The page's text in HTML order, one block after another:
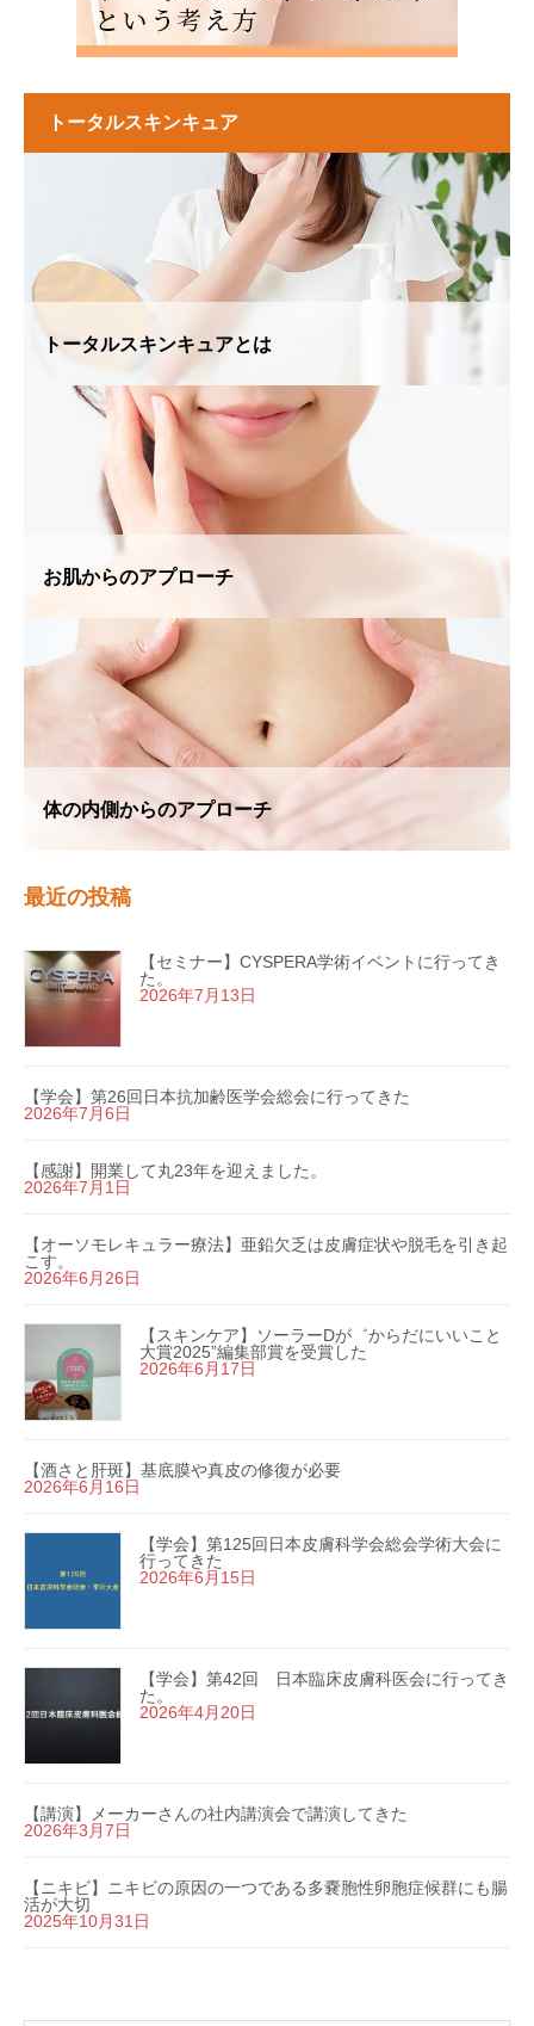
トータルスキンキュア
トータルスキンキュアとは
お肌からのアプローチ
体の内側からのアプローチ
最近の投稿
【セミナー】CYSPERA学術イベントに行ってき
た。
2026年7月13日
【学会】第26回日本抗加齢医学会総会に行ってきた
2026年7月6日
【感謝】開業して丸23年を迎えました。
2026年7月1日
【オーソモレキュラー療法】亜鉛欠乏は皮膚症状や脱毛を引き起
こす。
2026年6月26日
【スキンケア】ソーラーDが゛からだにいいこと
大賞2025”編集部賞を受賞した
2026年6月17日
【酒さと肝斑】基底膜や真皮の修復が必要
2026年6月16日
【学会】第125回日本皮膚科学会総会学術大会に
行ってきた
2026年6月15日
【学会】第42回 日本臨床皮膚科医会に行ってき
た。
2026年4月20日
【講演】メーカーさんの社内講演会で講演してきた
2026年3月7日
【ニキビ】ニキビの原因の一つである多嚢胞性卵胞症候群にも腸
活が大切
2025年10月31日